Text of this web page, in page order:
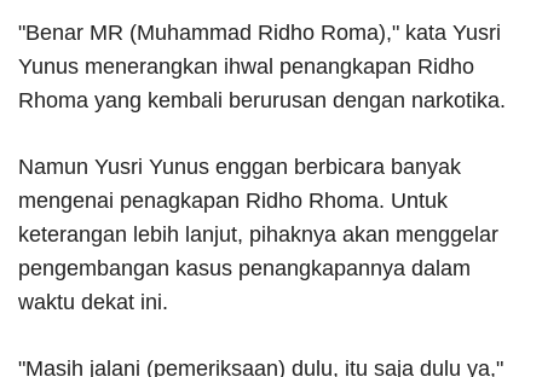
"Benar MR (Muhammad Ridho Roma)," kata Yusri
Yunus menerangkan ihwal penangkapan Ridho
Rhoma yang kembali berurusan dengan narkotika.
Namun Yusri Yunus enggan berbicara banyak
mengenai penagkapan Ridho Rhoma. Untuk
keterangan lebih lanjut, pihaknya akan menggelar
pengembangan kasus penangkapannya dalam
waktu dekat ini.
"Masih jalani (pemeriksaan) dulu, itu saja dulu ya,"